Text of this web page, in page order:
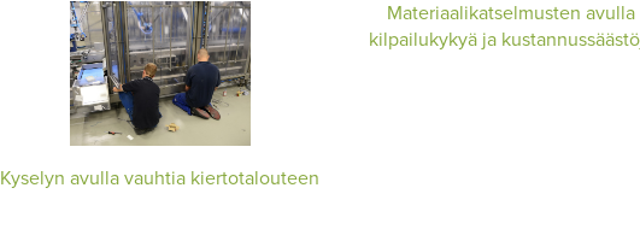
Kyselyn avulla vauhtia kiertotalouteen
Materiaalikatselmusten avulla
kilpailukykyä ja